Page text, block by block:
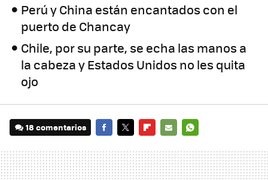
Perú y China están encantados con el
puerto de Chancay
Chile, por su parte, se echa las manos a
la cabeza y Estados Unidos no les quita
ojo
18 comentarios
MAIL